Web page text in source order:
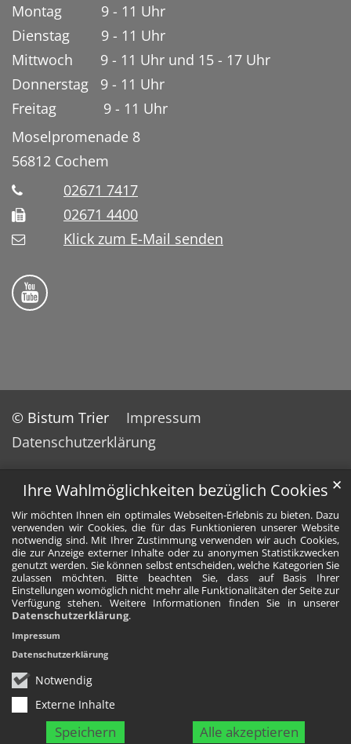
Ihre Wahlmöglichkeiten bezüglich Cookies
Wir möchten Ihnen ein optimales Webseiten-Erlebnis zu bieten. Dazu
verwenden wir Cookies, die für das Funktionieren unserer Website
notwendig sind. Mit Ihrer Zustimmung verwenden wir auch Cookies,
die zur Anzeige externer Inhalte oder zu anonymen Statistikzwecken
genutzt werden. Sie können selbst entscheiden, welche Kategorien Sie
zulassen möchten. Bitte beachten Sie, dass auf Basis Ihrer
Einstellungen womöglich nicht mehr alle Funktionalitäten der Seite zur
Verfügung stehen. Weitere Informationen finden Sie in unserer
Datenschutzerklärung.
Notwendig
Externe Inhalte
Speichern Alle akzeptieren
✕
Impressum
Datenschutzerklärung
Montag 9 - 11 Uhr
Dienstag 9 - 11 Uhr
Mittwoch 9 - 11 Uhr und 15 - 17 Uhr
Donnerstag 9 - 11 Uhr
Freitag 9 - 11 Uhr
Moselpromenade 8
56812 Cochem
02671 7417
02671 4400
Klick zum E-Mail senden
Bistum Trier auf YouTube
© Bistum Trier
Impressum
Datenschutzerklärung